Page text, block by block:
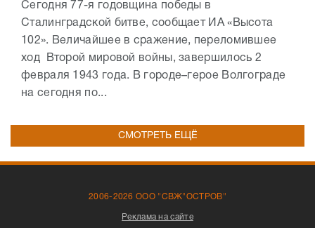
Сегодня 77-я годовщина победы в
Сталинградской битве, сообщает ИА «Высота
102». Величайшее в сражение, переломившее
ход Второй мировой войны, завершилось 2
февраля 1943 года. В городе–герое Волгограде
на сегодня по...
СМОТРЕТЬ ЕЩЁ
2006-2026 ООО "СВЖ"ОСТРОВ"
Реклама на сайте